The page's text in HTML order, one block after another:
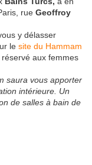
rue Geoffroy
y délasser
le site du Hammam
aux femmes
saura vous apporter
intérieure. Un
de salles à bain de